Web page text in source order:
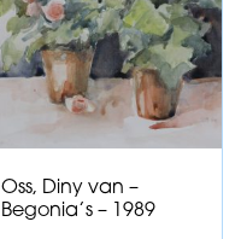
Oss, Diny van –
Begonia’s – 1989